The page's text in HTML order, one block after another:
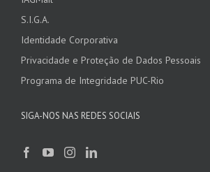
S.I.G.A.
Identidade Corporativa
Privacidade e Proteção de Dados Pessoais
Programa de Integridade PUC-Rio
SIGA-NOS NAS REDES SOCIAIS